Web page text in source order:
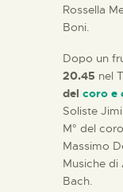
Rossella
Boni.
Dopo un
20.45 nel
del coro e
Soliste
M° del
Massimo
Musiche di
Bach.